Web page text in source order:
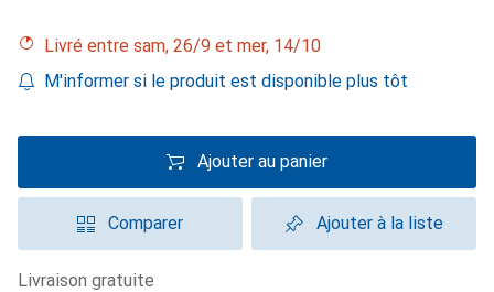
Livré entre sam, 26/9 et mer, 14/10
M'informer si le produit est disponible plus tôt
Ajouter au panier
Comparer Ajouter à la liste
livraison gratuite